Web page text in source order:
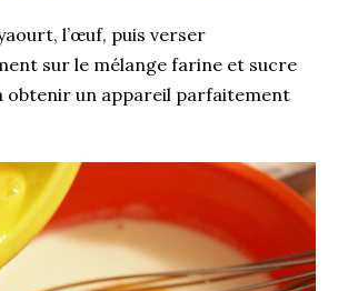
l’œuf, puis verser
sur le mélange farine et sucre
obtenir un appareil parfaitement